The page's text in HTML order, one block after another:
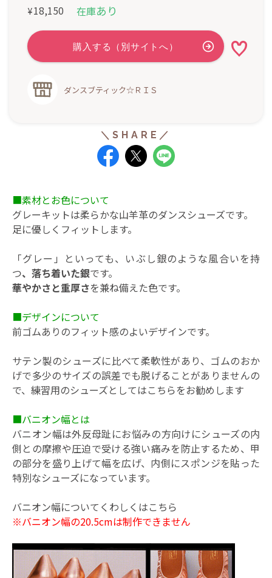
¥18,150 在庫あり
ダンスブティック☆ＲＩＳ
■素材とお色について
グレーキットは柔らかな山羊革のダンスシューズです。
足に優しくフィットします。
「グレー」といっても、いぶし銀のような風合いを持
つ、落ち着いた銀です。
華やかさと重厚さを兼ね備えた色です。
■デザインについて
前ゴムありのフィット感のよいデザインです。
サテン製のシューズに比べて柔軟性があり、ゴムのおか
げで多少のサイズの誤差でも脱げることがありませんの
で、練習用のシューズとしてはこちらをお勧めします
■バニオン幅とは
バニオン幅は外反母趾にお悩みの方向けにシューズの内
側との摩擦や圧迫で受ける強い痛みを防止するため、甲
の部分を盛り上げて幅を広げ、内側にスポンジを貼った
特別なシューズになっています。
バニオン幅についてくわしくはこちら
※バニオン幅の20.5cmは制作できません